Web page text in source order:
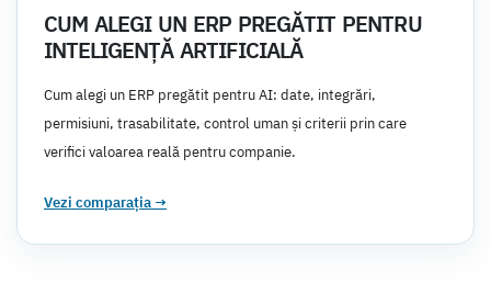
CUM ALEGI UN ERP PREGĂTIT PENTRU
INTELIGENȚĂ ARTIFICIALĂ
Cum alegi un ERP pregătit pentru AI: date, integrări,
permisiuni, trasabilitate, control uman și criterii prin care
verifici valoarea reală pentru companie.
Vezi comparația →